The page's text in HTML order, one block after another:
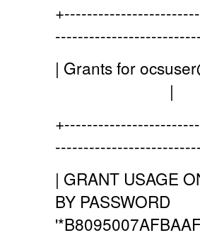
| Grants
|
| GRANT USAGE
BY PASSWORD